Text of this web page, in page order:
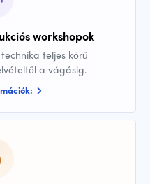
workshopok
teljes körű
a vágásig.